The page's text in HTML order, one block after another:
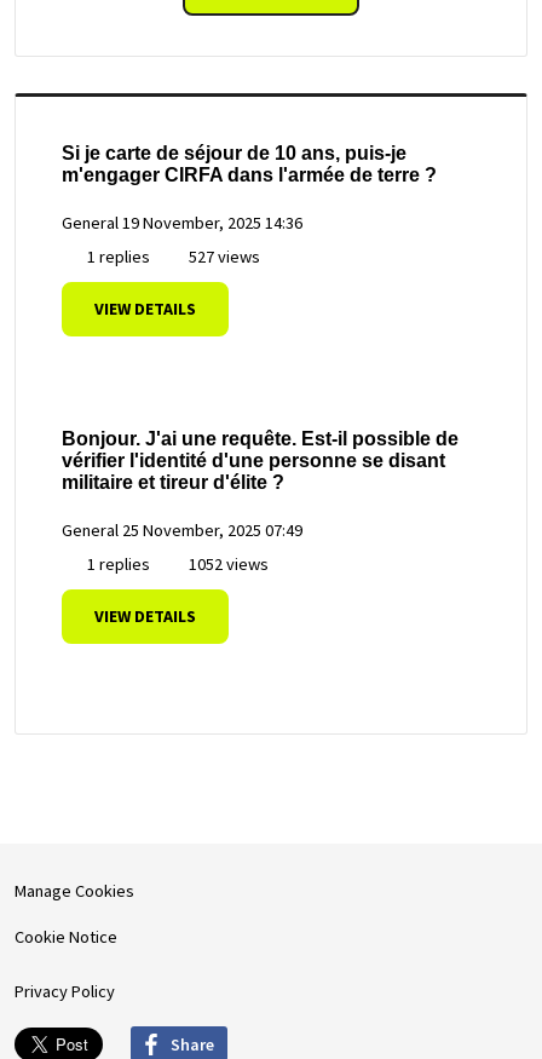
Si je carte de séjour de 10 ans, puis-je
m'engager CIRFA dans l'armée de terre ?
General19 November, 2025 14:36
1 replies
527 views
VIEW DETAILS
Bonjour. J'ai une requête. Est-il possible de
vérifier l'identité d'une personne se disant
militaire et tireur d'élite ?
General 25 November, 2025 07:49
1 replies
1052 views
VIEW DETAILS
Manage Cookies
Cookie Notice
Privacy Policy
Share